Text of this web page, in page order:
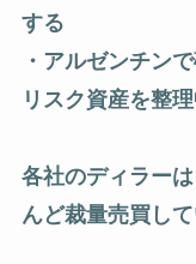
する
・アルゼンチン
リスク資産を整
各社のディラー
んど裁量売買し